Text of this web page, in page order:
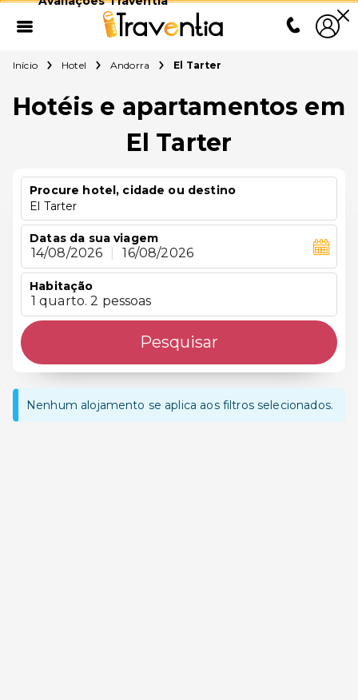
Início Hotel Andorra El Tarter
Hotéis e apartamentos em
El Tarter
Procure hotel, cidade ou destino
El Tarter
Datas da sua viagem
14/08/2026 16/08/2026
Habitação
1 quarto. 2 pessoas
Pesquisar
Nenhum alojamento se aplica aos filtros selecionados.